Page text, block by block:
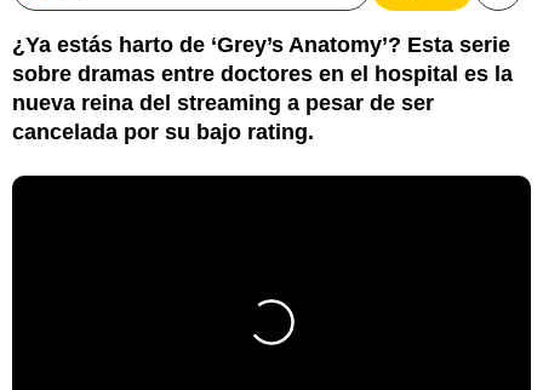
¿Ya estás harto de ‘Grey’s Anatomy’? Esta serie
sobre dramas entre doctores en el hospital es la
nueva reina del streaming a pesar de ser
cancelada por su bajo rating.